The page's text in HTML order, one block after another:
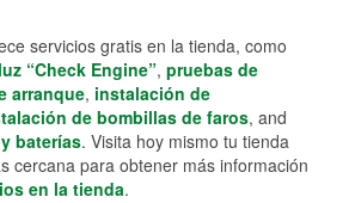
servicios gratis en la tienda, como
“Check Engine”, pruebas de
arranque, instalación de
de bombillas de faros, and
baterías. Visita hoy mismo tu tienda
cercana para obtener más información
en la tienda.